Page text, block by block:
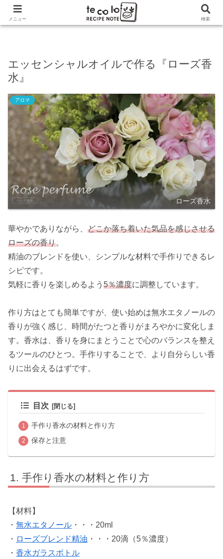
ホーム
エッセンシャルオイルで作る『ローズ
香水』
エッセンシャルオイルで作る『ローズ香
水』
アロマ
ローズ香水
華やかでありながら、 どこか落ち着いた気品を感じさせる
ローズの香り。
精油のブレンドを使い、シンプルな材料で手作りできるレ
シピです。
気軽に香りを楽しめるよう 5％濃度に調整しています。
作り方はとても簡単ですが、使い始めは無水エタノールの
香りが強く感じ、時間がたつと香りがまろやかに変化しま
す。香水は、香りを身にまとうことで心のバランスを整え
るツールのひとつ。手作りすることで、より自分らしい香
りに出会えるはずです。
目次
手作り香水の材料と作り方
保存と注意
手作り香水の材料と作り方
【材料】
・ 無水エタノール ・・・20ml
・ ローズブレンド精油 ・・・20滴（5％濃度）
・ 香水ガラスボトル
メニュー 検索